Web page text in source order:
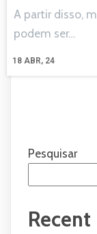
18 ABR, 24
A partir disso,
podem ser…
Pesquisar
Recent